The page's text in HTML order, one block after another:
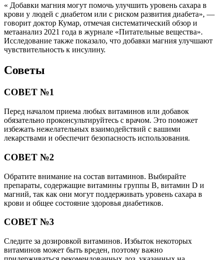
« Добавки магния могут помочь улучшить уровень сахара в
крови у людей с диабетом или с риском развития диабета», —
говорит доктор Кумар, отмечая систематический обзор и
метаанализ 2021 года в журнале «Питательные вещества».
Исследование также показало, что добавки магния улучшают
чувствительность к инсулину.
Советы
СОВЕТ №1
Перед началом приема любых витаминов или добавок
обязательно проконсультируйтесь с врачом. Это поможет
избежать нежелательных взаимодействий с вашими
лекарствами и обеспечит безопасность использования.
СОВЕТ №2
Обратите внимание на состав витаминов. Выбирайте
препараты, содержащие витамины группы B, витамин D и
магний, так как они могут поддерживать уровень сахара в
крови и общее состояние здоровья диабетиков.
СОВЕТ №3
Следите за дозировкой витаминов. Избыток некоторых
витаминов может быть вреден, поэтому важно